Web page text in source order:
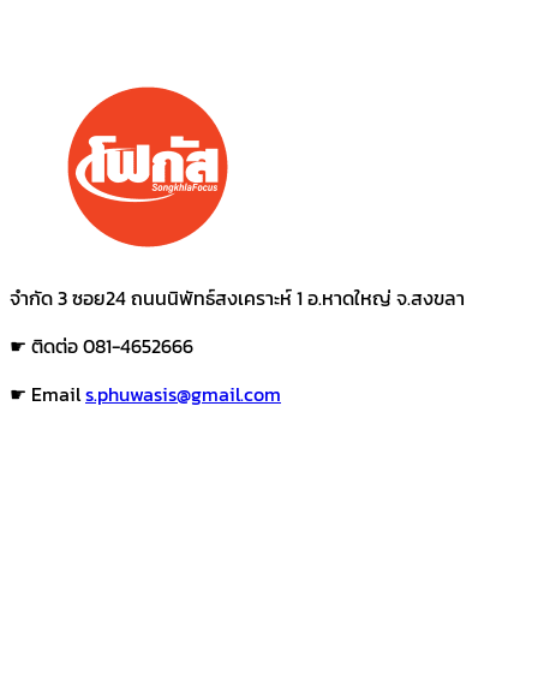
จำกัด 3 ซอย24 ถนนนิพัทธ์สงเคราะห์ 1 อ.หาดใหญ่ จ.สงขลา
☛ ติดต่อ 081-4652666
☛ Emails.phuwasis@gmail.com